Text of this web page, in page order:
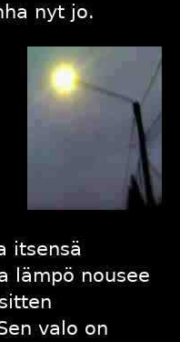
nyt jo.
itsensä
lämpö nousee
valo on